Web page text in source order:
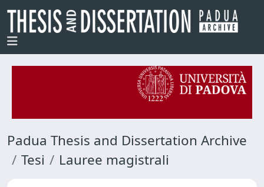
Padua Thesis and Dissertation Archive
Tesi
Lauree magistrali